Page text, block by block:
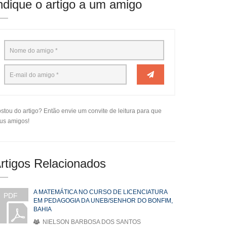
o artigo a um amigo
do artigo? Então envie um convite de leitura para que
amigos!
Relacionados
PDF
A MATEMÁTICA NO CURSO DE LICENCIATURA
EM PEDAGOGIA DA UNEB/SENHOR DO BONFIM,
BAHIA
NIELSON BARBOSA DOS SANTOS